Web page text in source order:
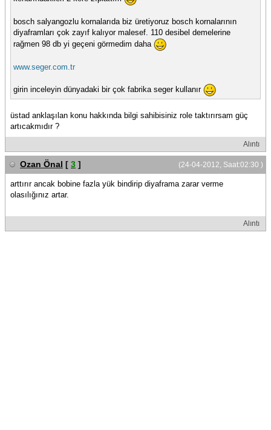
bosch salyangozlu kornalarıda biz üretiyoruz bosch kornalarının
diyaframları çok zayıf kalıyor malesef. 110 desibel demelerine
rağmen 98 db yi geçeni görmedim daha
www.seger.com.tr
girin inceleyin dünyadaki bir çok fabrika seger kullanır
üstad anklaşılan konu hakkında bilgi sahibisiniz role taktırırsam güç
artıcakmıdır ?
Alıntı
(24-04-2012, Saat:02:30 )
Ozan Önal [ 3 ]
arttırır ancak bobine fazla yük bindirip diyaframa zarar verme
olasılığınız artar.
Alıntı